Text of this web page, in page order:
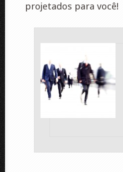
projetados para você!